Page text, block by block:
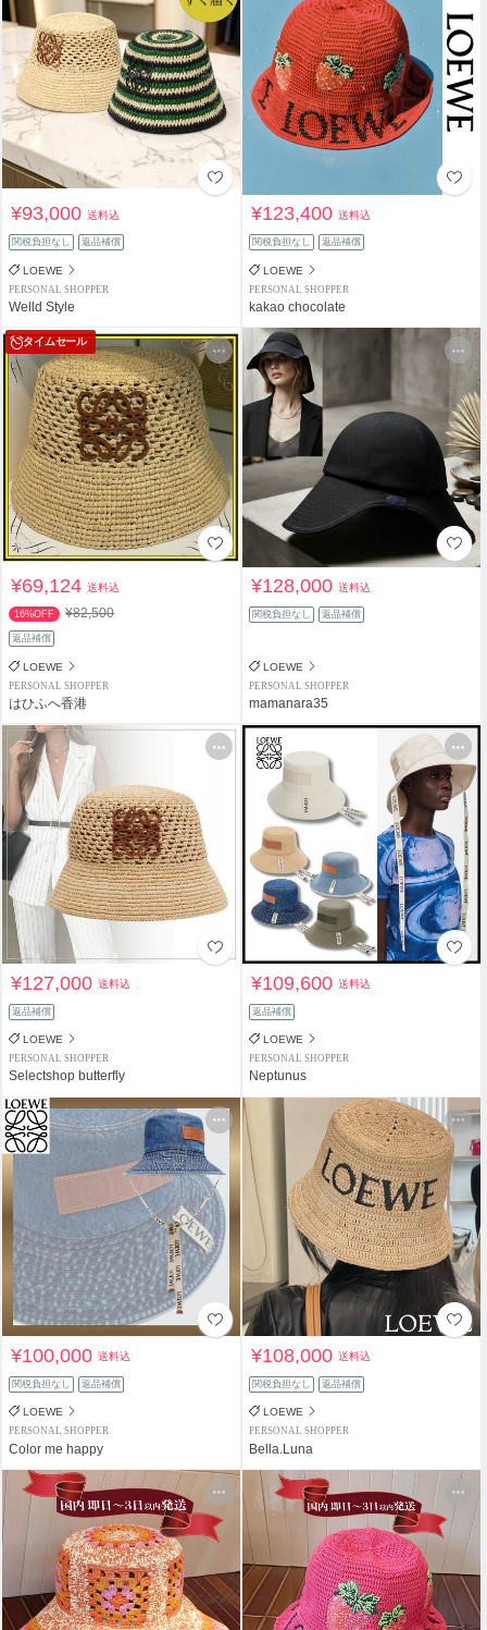
¥93,000送料込
関税負担なし 返品補償
LOEWE
PERSONAL SHOPPER
Welld Style
¥123,400送料込
関税負担なし 返品補償
LOEWE
PERSONAL SHOPPER
kakao chocolate
タイムセール
¥69,124送料込
16%OFF ¥82,500
返品補償
LOEWE
PERSONAL SHOPPER
はひふへ香港
¥128,000送料込
関税負担なし 返品補償
LOEWE
PERSONAL SHOPPER
mamanara35
¥127,000送料込
返品補償
LOEWE
PERSONAL SHOPPER
Selectshop butterfly
¥109,600送料込
返品補償
LOEWE
PERSONAL SHOPPER
Neptunus
¥100,000送料込
関税負担なし 返品補償
LOEWE
PERSONAL SHOPPER
Color me happy
¥108,000送料込
関税負担なし 返品補償
LOEWE
PERSONAL SHOPPER
Bella.Luna